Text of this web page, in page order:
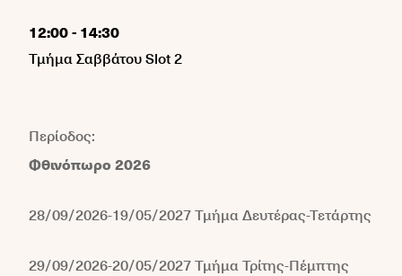
12:00- 14:30
Τμήμα Σαββάτου Slot 2
Περίοδος:
Φθινόπωρο 2026
28/09/2026-19/05/2027 Τμήμα Δευτέρας-Τετάρτης
29/09/2026-20/05/2027 Τμήμα Τρίτης-Πέμπτης